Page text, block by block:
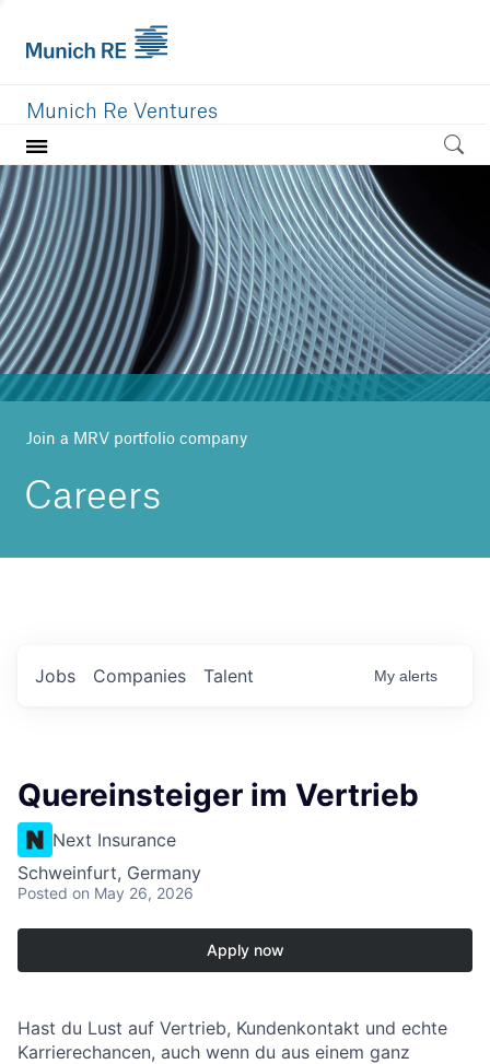
Munich Re Ventures
Home
Our value
Portfolio
Investment areas
Team
News
Join a MRV portfolio company
Careers
Jobs Companies Talent My alerts
Quereinsteiger im Vertrieb
Next Insurance
Schweinfurt, Germany
Posted on May 26, 2026
Apply now
Hast du Lust auf Vertrieb, Kundenkontakt und echte
Karrierechancen, auch wenn du aus einem ganz